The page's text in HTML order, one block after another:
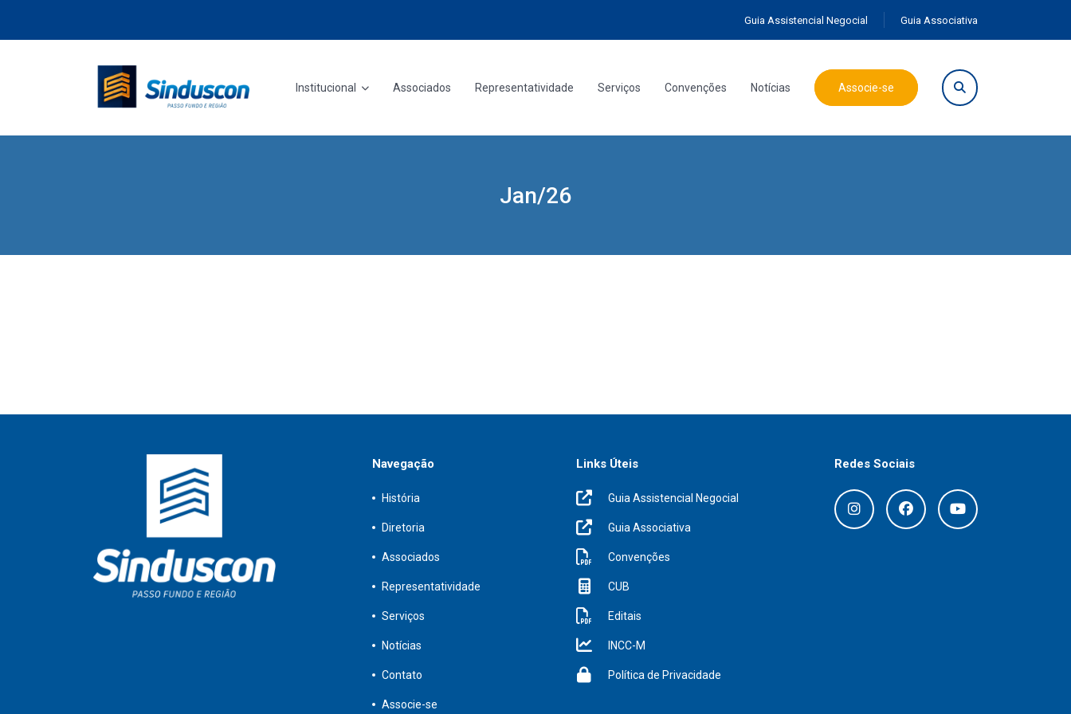
Guia Assistencial Negocial Guia Associativa
Institucional Associados Representatividade Serviços Convenções Notícias Associe-se
Jan/26
Navegação
História
Diretoria
Associados
Representatividade
Serviços
Notícias
Contato
Associe-se
Links Úteis
Guia Assistencial Negocial
Guia Associativa
Convenções
CUB
Editais
INCC-M
Política de Privacidade
Redes Sociais